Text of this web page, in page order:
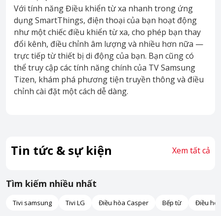
Với tính năng Điều khiển từ xa nhanh trong ứng
dụng SmartThings, điện thoại của bạn hoạt động
như một chiếc điều khiển từ xa, cho phép bạn thay
đổi kênh, điều chỉnh âm lượng và nhiều hơn nữa —
trực tiếp từ thiết bị di động của bạn. Bạn cũng có
thể truy cập các tính năng chính của TV Samsung
Tizen, khám phá phương tiện truyền thông và điều
chỉnh cài đặt một cách dễ dàng.
Tin tức & sự kiện Xem tất cả
Tìm kiếm nhiều nhất
Tivi samsung Tivi LG Điều hòa Casper Bếp từ Điều